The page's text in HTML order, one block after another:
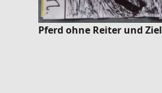
Pferd ohne Reiter und Ziel